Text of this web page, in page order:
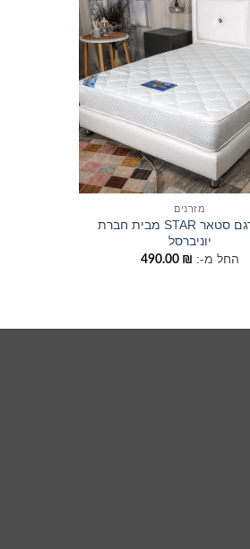
הוסף
למוצרים
שאהבתי
מזרנים
מזרן דגם סטאר STAR מבית חברת
יוניברסל
החל מ-:
490.00 ₪